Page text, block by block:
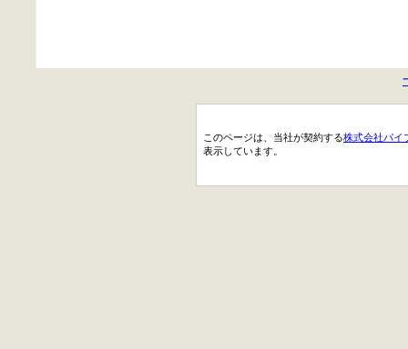
このページは、当社が契約する株式会社パイ
表示しています。